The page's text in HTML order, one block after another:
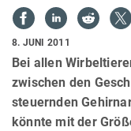
8. JUNI 2011
Bei allen
zwischen den
steuernden
könnte mit der